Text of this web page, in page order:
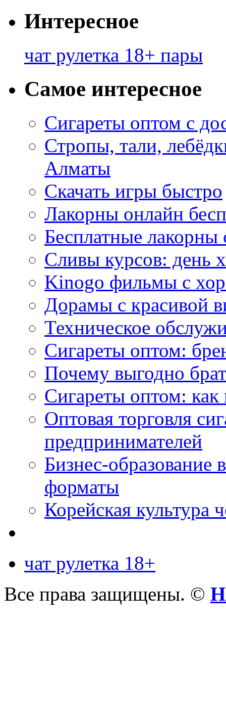
Интересное
чат рулетка 18+ пары
Самое интересное
Сигареты оптом с
Стропы, тали,
Алматы
Скачать игры быстро
Лакорны онлайн
Бесплатные лакорны
Сливы курсов: день
Kinogo фильмы с
Дорамы с красивой
Техническое
Сигареты оптом:
Почему выгодно
Сигареты оптом: как
Оптовая торговля
предпринимателей
Бизнес-образование
форматы
Корейская культура
чат рулетка 18+
Все права защищены. ©